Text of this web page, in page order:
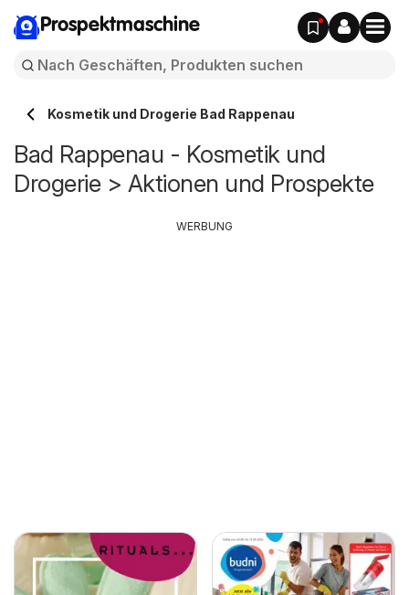
Prospektmaschine
Kosmetik und Drogerie Bad Rappenau
Bad Rappenau - Kosmetik und
Drogerie > Aktionen und Prospekte
WERBUNG